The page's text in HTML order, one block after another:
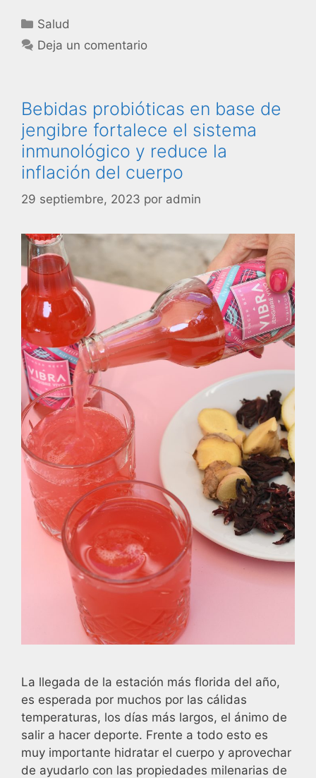
Salud
Deja un comentario
Bebidas probióticas en base de
jengibre fortalece el sistema
inmunológico y reduce la
inflación del cuerpo
29 septiembre, 2023 por admin
La llegada de la estación más florida del año,
es esperada por muchos por las cálidas
temperaturas, los días más largos, el ánimo de
salir a hacer deporte. Frente a todo esto es
muy importante hidratar el cuerpo y aprovechar
de ayudarlo con las propiedades milenarias de